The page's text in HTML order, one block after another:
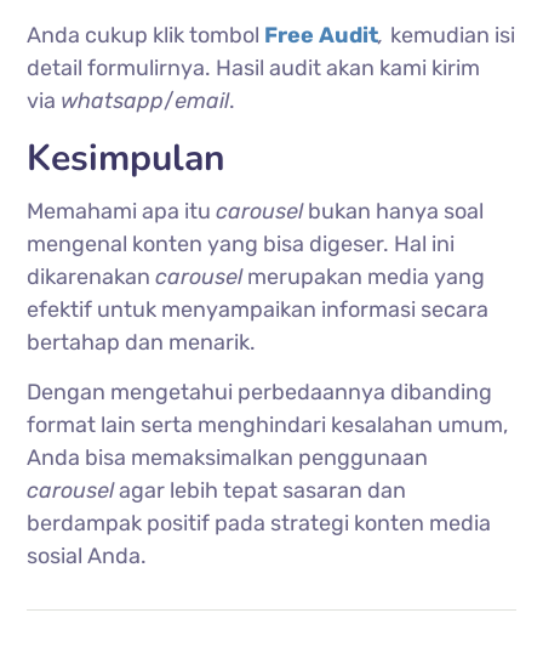
Anda cukup klik tombol Free Audit, kemudian isi
detail formulirnya. Hasil audit akan kami kirim
via whatsapp/email.
Kesimpulan
Memahami apa itucarouselbukan hanya soal
mengenal konten yang bisa digeser. Hal ini
dikarenakancarouselmerupakan media yang
efektif untuk menyampaikan informasi secara
bertahap dan menarik.
Dengan mengetahui perbedaannya dibanding
format lain serta menghindari kesalahan umum,
Anda bisa memaksimalkan penggunaan
carouselagar lebih tepat sasaran dan
berdampak positif pada strategi konten media
sosial Anda.